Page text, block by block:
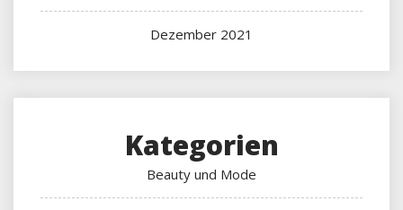
Dezember 2021
Kategorien
Beauty und Mode